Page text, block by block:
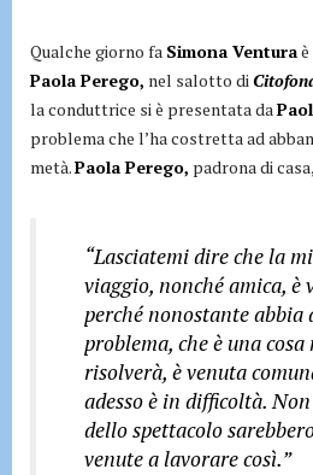
Qualche giorno fa Simona Ventura
Paola Perego, nel salotto di
la conduttrice si è presentata da
problema che l’ha costretta ad
metà.Paola Perego, padrona di
“Lasciatemi dire che la
viaggio, nonché amica, è
perché nonostante abbia
problema, che è una
risolverà, è venuta
adesso è in difficoltà.
dello spettacolo
venute a lavorare così.”